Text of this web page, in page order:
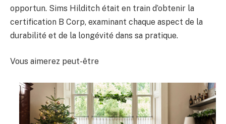
opportun. Sims Hilditch était en train d’obtenir la
certification B Corp, examinant chaque aspect de la
durabilité et de la longévité dans sa pratique.
Vous aimerez peut-être